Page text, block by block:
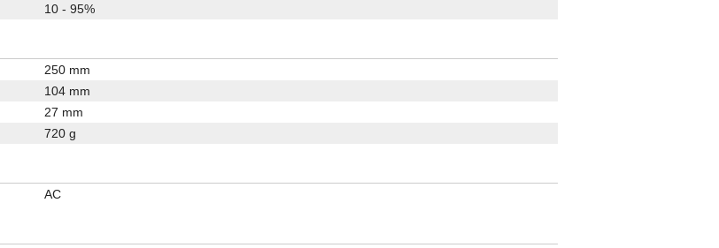
10 - 95%
250 mm
104 mm
27 mm
720 g
AC